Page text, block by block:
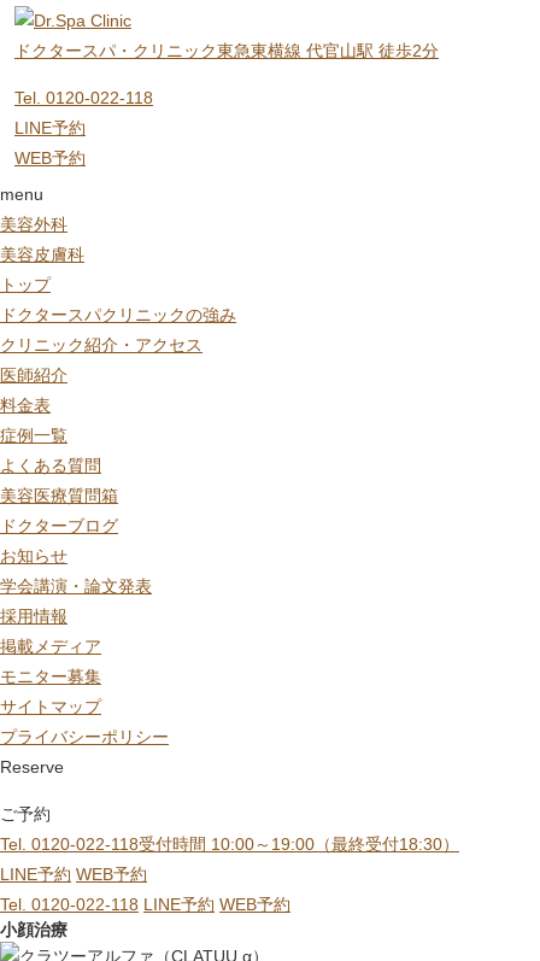
ドクタースパ・クリニック東急東横線 代官山駅 徒歩2分
Tel. 0120-022-118
LINE予約
WEB予約
menu
美容外科
美容皮膚科
トップ
ドクタースパクリニックの強み
クリニック紹介・アクセス
医師紹介
料金表
症例一覧
よくある質問
美容医療質問箱
ドクターブログ
お知らせ
学会講演・論文発表
採用情報
掲載メディア
モニター募集
サイトマップ
プライバシーポリシー
Reserve
ご予約
Tel. 0120-022-118受付時間 10:00～19:00（最終受付18:30）
LINE予約 WEB予約
Tel. 0120-022-118 LINE予約 WEB予約
小顔治療